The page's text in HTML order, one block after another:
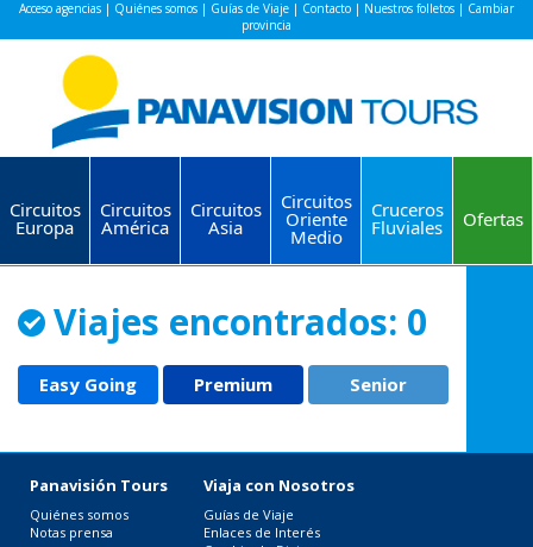
Acceso agencias | Quiénes somos | Guías de Viaje | Contacto | Nuestros folletos | Cambiar
provincia
Circuitos
Europa
Circuitos
América
Circuitos
Asia
Circuitos
Oriente
Medio
Cruceros
Fluviales Ofertas
Viajes encontrados: 0
Easy Going Premium Senior
Panavisión Tours
Quiénes somos
Notas prensa
Viaja con Nosotros
Guías de Viaje
Enlaces de Interés